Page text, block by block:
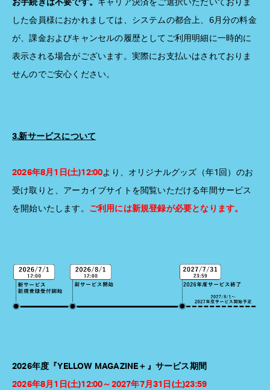
お手続きは不要です。 キャリア決済をご選択いただいておりま
した会員様におかれましては、システムの都合上、6月分の料金
が、課金およびキャンセルの履歴としてご利用明細に一時的に
表示される場合がございます。実際にお支払いはされておりま
せんのでご安心ください。
3.新サービスについて
2026年8月1日(土)12:00より、 オリジナルグッズ（年1回）のお
受け取りと、アーカイブサイトを閲覧いただける年間サービス
を開始いたします。 ご利用には新規登録が必要となります。
2026年度『YELLOW MAGAZINE＋』サービス期間
2026年8月1日(土)12:00～2027年7月31日(土)23:59